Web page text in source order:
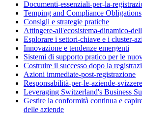
Documenti-essenziali-per-la-
Temping and Compliance Obligations
Consigli e strategie pratiche
Attingere-all'ecosistema-dinamico-
Esplorare i settori-chiave e i cluster-
Innovazione e tendenze emergenti
Sistemi di supporto pratico per le
Costruire il successo dopo la
Azioni immediate-post-registrazione
Responsabilità-per-le-aziende-svizzere
Leveraging Switzerland's Business
Gestire la conformità continua e
delle aziende